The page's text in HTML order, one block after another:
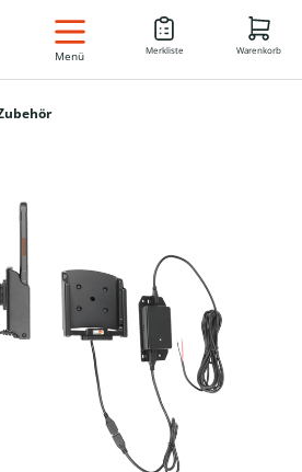
DE
Menü Merkliste Warenkorb